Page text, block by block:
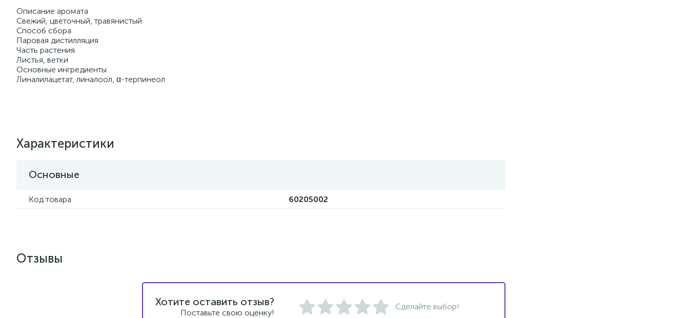
Описание аромата
Свежий, цветочный, травянистый
Способ сбора
Паровая дистилляция
Часть растения
Листья, ветки
Основные ингредиенты
Линалилацетат, линалоол, α-терпинеол
Характеристики
Основные
Код товара 60205002
Отзывы
Хотите оставить отзыв?
Поставьте свою оценку!
Сделайте выбор!